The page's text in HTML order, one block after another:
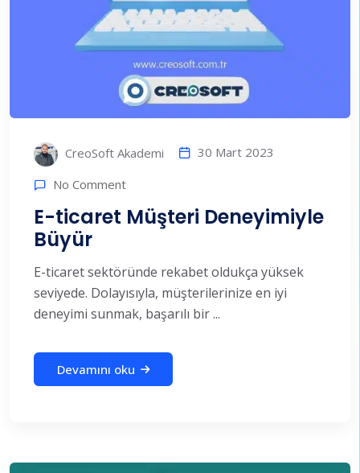
CreoSoft Akademi 30 Mart 2023
No Comment
E-ticaret Müşteri Deneyimiyle
Büyür
E-ticaret sektöründe rekabet oldukça yüksek
seviyede. Dolayısıyla, müşterilerinize en iyi
deneyimi sunmak, başarılı bir ...
Devamını oku